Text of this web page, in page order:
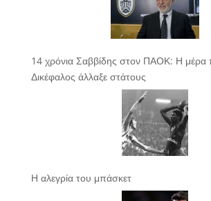
14 χρόνια Σαββίδης στον ΠΑΟΚ: Η μέρα
Δικέφαλος άλλαξε στάτους
Η αλεγρία του μπάσκετ